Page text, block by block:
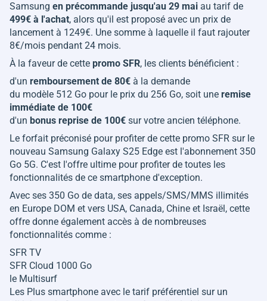
Samsung en précommande jusqu'au 29 mai au tarif de
499€ à l'achat, alors qu'il est proposé avec un prix de
lancement à 1249€. Une somme à laquelle il faut rajouter
8€/mois pendant 24 mois.
À la faveur de cette promo SFR, les clients bénéficient :
d'un remboursement de 80€ à la demande
du modèle 512 Go pour le prix du 256 Go, soit une remise
immédiate de 100€
d'un bonus reprise de 100€ sur votre ancien téléphone.
Le forfait préconisé pour profiter de cette promo SFR sur le
nouveau Samsung Galaxy S25 Edge est l'abonnement 350
Go 5G. C'est l'offre ultime pour profiter de toutes les
fonctionnalités de ce smartphone d'exception.
Avec ses 350 Go de data, ses appels/SMS/MMS illimités
en Europe DOM et vers USA, Canada, Chine et Israël, cette
offre donne également accès à de nombreuses
fonctionnalités comme :
SFR TV
SFR Cloud 1000 Go
le Multisurf
Les Plus smartphone avec le tarif préférentiel sur un